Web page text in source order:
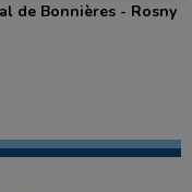
de Bonnières - Rosny